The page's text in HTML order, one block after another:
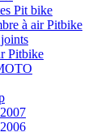
Pit bike
à air Pitbike
Pitbike